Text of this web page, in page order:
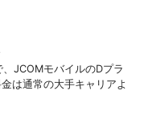
JCOMモバイルのDプラ
は通常の大手キャリアよ